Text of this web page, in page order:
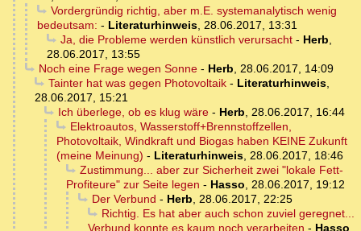
Vordergründig richtig, aber m.E. systemanalytisch wenig
bedeutsam: - Literaturhinweis, 28.06.2017, 13:31
Ja, die Probleme werden künstlich verursacht- Herb,
28.06.2017, 13:55
Noch eine Frage wegen Sonne- Herb, 28.06.2017, 14:09
Tainter hat was gegen Photovoltaik- Literaturhinweis,
28.06.2017, 15:21
Ich überlege, ob es klug wäre- Herb, 28.06.2017, 16:44
Elektroautos, Wasserstoff+Brennstoffzellen,
Photovoltaik, Windkraft und Biogas haben KEINE Zukunft
(meine Meinung) - Literaturhinweis, 28.06.2017, 18:46
Zustimmung... aber zur Sicherheit zwei "lokale Fett-
Profiteure" zur Seite legen - Hasso, 28.06.2017, 19:12
Der Verbund - Herb, 28.06.2017, 22:25
Richtig. Es hat aber auch schon zuviel geregnet...
Verbund konnte es kaum noch verarbeiten - Hasso,